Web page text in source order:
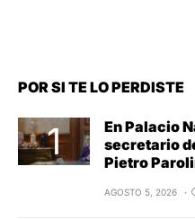
POR SI TE LO PERDISTE
En Palacio
secretario
Pietro
AGOSTO 5, 2026